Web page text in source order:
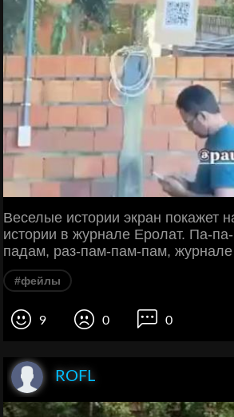
Веселые истории экран покажет
истории в журнале Еролат. Па-
падам, раз-пам-пам-пам, журнале
#фейлы
9 0 0
ROFL